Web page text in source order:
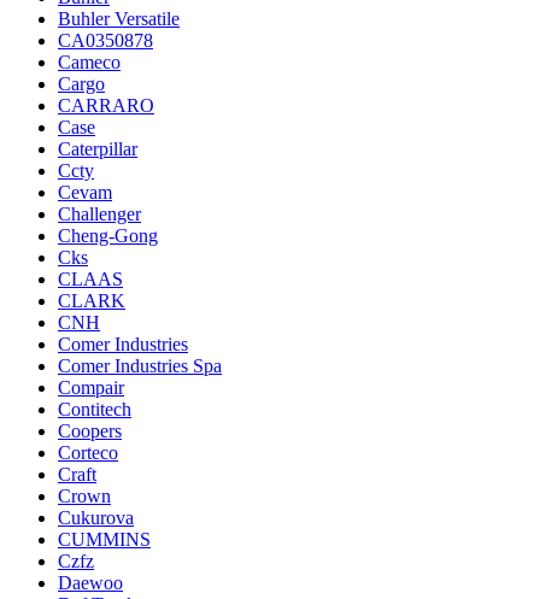
Buhler Versatile
CA0350878
Cameco
Cargo
CARRARO
Case
Caterpillar
Ccty
Cevam
Challenger
Cheng-Gong
Cks
CLAAS
CLARK
CNH
Comer Industries
Comer Industries Spa
Compair
Contitech
Coopers
Corteco
Craft
Crown
Cukurova
CUMMINS
Czfz
Daewoo